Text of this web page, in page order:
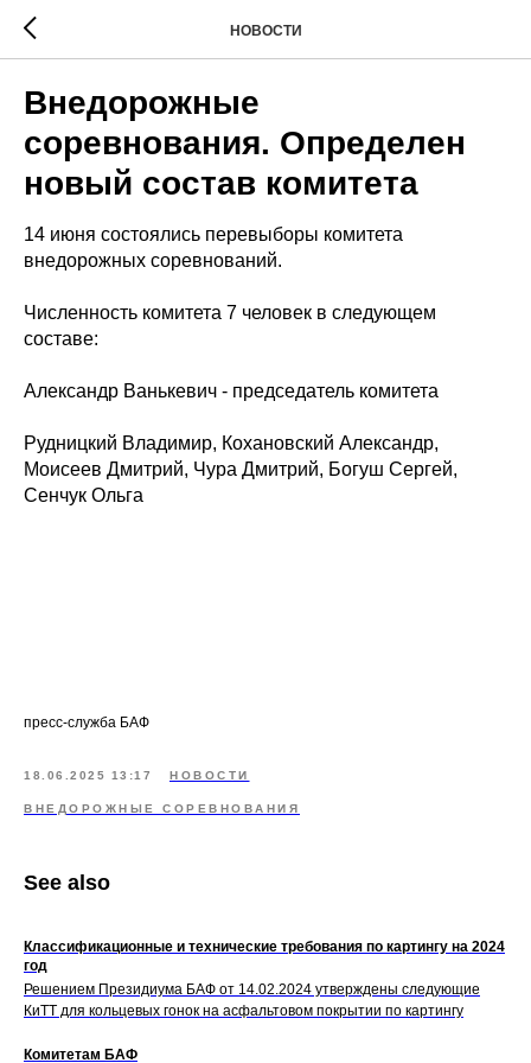
НОВОСТИ
Внедорожные
соревнования. Определен
новый состав комитета
14 июня состоялись перевыборы комитета
внедорожных соревнований.
Численность комитета 7 человек в следующем
составе:
Александр Ванькевич - председатель комитета
Рудницкий Владимир, Кохановский Александр,
Моисеев Дмитрий, Чура Дмитрий, Богуш Сергей,
Сенчук Ольга
пресс-служба БАФ
18.06.2025 13:17 НОВОСТИ
ВНЕДОРОЖНЫЕ СОРЕВНОВАНИЯ
See also
Классификационные и технические требования по картингу на 2024
год
Решением Президиума БАФ от 14.02.2024 утверждены следующие
КиТТ для кольцевых гонок на асфальтовом покрытии по картингу
Комитетам БАФ